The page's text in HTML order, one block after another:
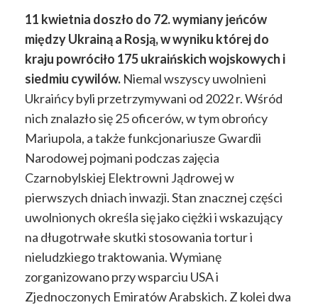
11 kwietnia doszło do 72. wymiany jeńców
między Ukrainą a Rosją, w wyniku której do
kraju powróciło 175 ukraińskich wojskowych i
siedmiu cywilów. Niemal wszyscy uwolnieni
Ukraińcy byli przetrzymywani od 2022 r. Wśród
nich znalazło się 25 oficerów, w tym obrońcy
Mariupola, a także funkcjonariusze Gwardii
Narodowej pojmani podczas zajęcia
Czarnobylskiej Elektrowni Jądrowej w
pierwszych dniach inwazji. Stan znacznej części
uwolnionych określa się jako ciężki i wskazujący
na długotrwałe skutki stosowania tortur i
nieludzkiego traktowania. Wymianę
zorganizowano przy wsparciu USA i
Zjednoczonych Emiratów Arabskich. Z kolei dwa